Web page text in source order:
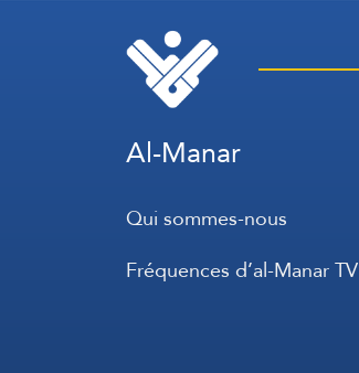
Al-Manar
Qui sommes-nous
Fréquences d’al-Manar TV